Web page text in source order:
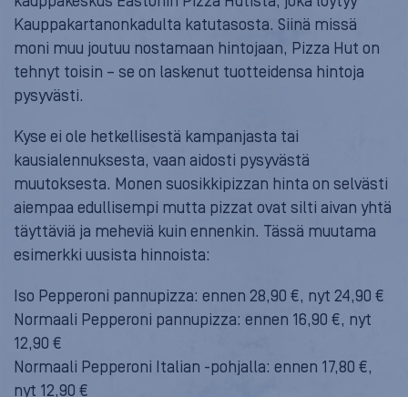
Kauppakartanonkadulta katutasosta. Siinä missä
moni muu joutuu nostamaan hintojaan, Pizza Hut on
tehnyt toisin – se on laskenut tuotteidensa hintoja
pysyvästi.
Kyse ei ole hetkellisestä kampanjasta tai
kausialennuksesta, vaan aidosti pysyvästä
muutoksesta. Monen suosikkipizzan hinta on selvästi
aiempaa edullisempi mutta pizzat ovat silti aivan yhtä
täyttäviä ja meheviä kuin ennenkin. Tässä muutama
esimerkki uusista hinnoista:
Iso Pepperoni pannupizza: ennen 28,90 €, nyt 24,90 €
Normaali Pepperoni pannupizza: ennen 16,90 €, nyt
12,90 €
Normaali Pepperoni Italian -pohjalla: ennen 17,80 €,
nyt 12,90 €